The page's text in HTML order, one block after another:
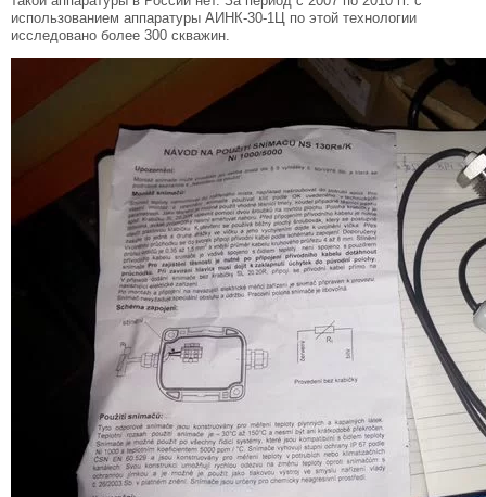
использованием аппаратуры АИНК-30-1Ц по этой технологии
исследовано более 300 скважин.